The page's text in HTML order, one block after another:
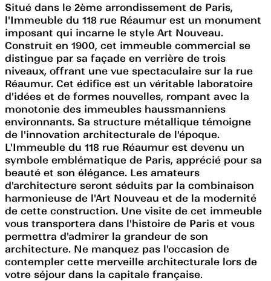
Situé dans le 2ème arrondissement de Paris,
l'Immeuble du 118 rue Réaumur est un monument
imposant qui incarne le style Art Nouveau.
Construit en 1900, cet immeuble commercial se
distingue par sa façade en verrière de trois
niveaux, offrant une vue spectaculaire sur la rue
Réaumur. Cet édifice est un véritable laboratoire
d'idées et de formes nouvelles, rompant avec la
monotonie des immeubles haussmanniens
environnants. Sa structure métallique témoigne
de l'innovation architecturale de l'époque.
L'Immeuble du 118 rue Réaumur est devenu un
symbole emblématique de Paris, apprécié pour sa
beauté et son élégance. Les amateurs
d'architecture seront séduits par la combinaison
harmonieuse de l'Art Nouveau et de la modernité
de cette construction. Une visite de cet immeuble
vous transportera dans l'histoire de Paris et vous
permettra d'admirer la grandeur de son
architecture. Ne manquez pas l'occasion de
contempler cette merveille architecturale lors de
votre séjour dans la capitale française.